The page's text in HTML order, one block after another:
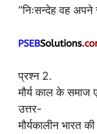
“निःसन्देह वह
प्रश्न 2.
मौर्य काल के समाज
उत्तर-
मौर्यकालीन भारत